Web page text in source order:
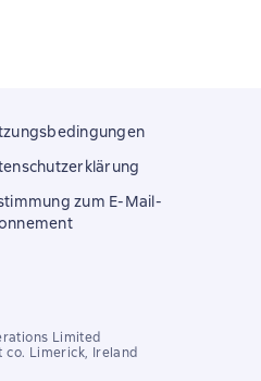
zum E-Mail-
Limited
co. Limerick, Ireland